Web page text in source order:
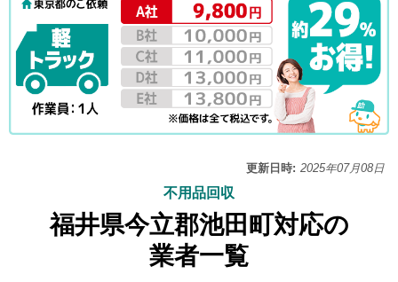
更新日時: 2025年07月08日
不用品回収
福井県今立郡池田町対応の
業者一覧